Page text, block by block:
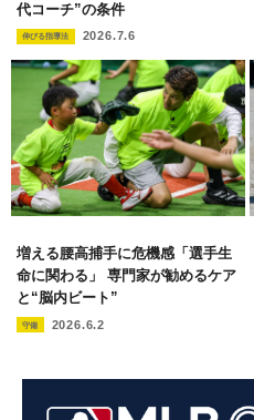
代コーチ”の条件
伸びる指導法 2026.7.6
増える腰高捕手に危機感「選手生
命に関わる」 専門家が勧めるケア
と“脳内ビート”
守備 2026.6.2